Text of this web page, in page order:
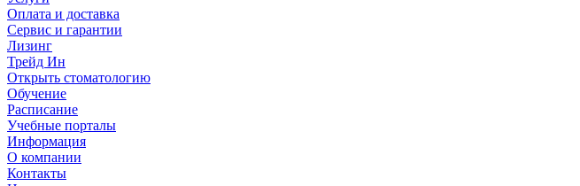
Оплата и доставка
Сервис и гарантии
Лизинг
Трейд Ин
Открыть стоматологию
Обучение
Расписание
Учебные порталы
Информация
О компании
Контакты